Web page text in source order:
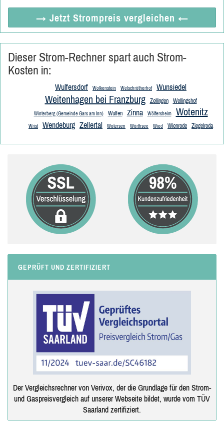
→ Jetzt Strompreis vergleichen ←
Dieser Strom-Rechner spart auch Strom-
Kosten in:
Wulfersdorf Wolkenstein Welschrötherhof Wunsiedel
Weitenhagen bei Franzburg Zellingen Wellingshof
Winterberg (Gemeinde Gars am Inn) Wulfen Zinna Wölfersheim Wotenitz
Wrist Wendeburg Zellertal Wotersen Wörthsee Wied Wienrode Ziegelroda
GEPRÜFT UND ZERTIFIZIERT
Der Vergleichsrechner von Verivox, der die Grundlage für den Strom-
und Gaspreisvergleich auf unserer Webseite bildet, wurde vom TÜV
Saarland zertifiziert.